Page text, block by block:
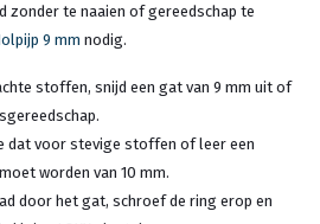
zonder te naaien of gereedschap te
9 mm nodig.
stoffen, snijd een gat van 9 mm uit of
dat voor stevige stoffen of leer een
worden van 10 mm.
door het gat, schroef de ring erop en